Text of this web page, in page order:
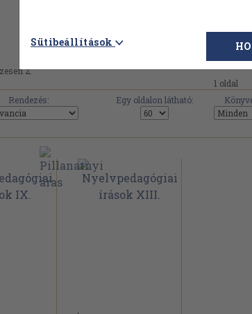
2 mű érhető el az Antikváriumban
2.
1 oldal
Rendezés:
Egy oldalon látható:
Sütibeállítások